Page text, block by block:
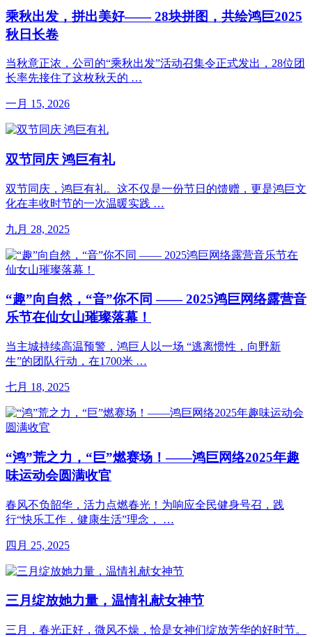
乘秋出发，拼出美好—— 28块拼图，共绘鸿巨2025
秋日长卷
当秋意正浓，公司的“乘秋出发”活动召集令正式发出，28位团
长率先接住了这枚秋天的 …
一月 15, 2026
双节同庆 鸿巨有礼
双节同庆，鸿巨有礼。这不仅是一份节日的馈赠，更是鸿巨文
化在丰收时节的一次温暖实践 …
九月 28, 2025
“趣”向自然，“音”你不同 —— 2025鸿巨网络露营音
乐节在仙女山璀璨落幕！
当主城持续高温预警，鸿巨人以一场 “逃离惯性，向野新
生”的团队行动，在1700米 …
七月 18, 2025
“鸿”荒之力，“巨”燃赛场！——鸿巨网络2025年趣
味运动会圆满收官
春风不负韶华，活力点燃春光！为响应全民健身号召，践
行“快乐工作，健康生活”理念， …
四月 25, 2025
三月绽放她力量，温情礼献女神节
三月，春光正好，微风不燥，恰是女神们绽放芳华的好时节。